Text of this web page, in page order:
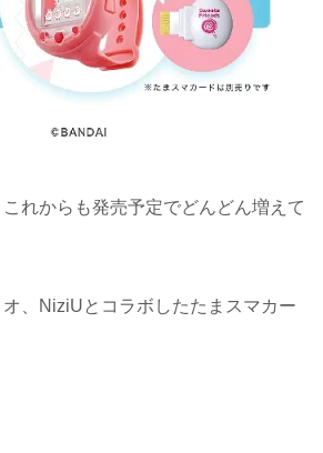
れからも発売予定でどんどん増えて
、NiziUとコラボしたたまスマカー